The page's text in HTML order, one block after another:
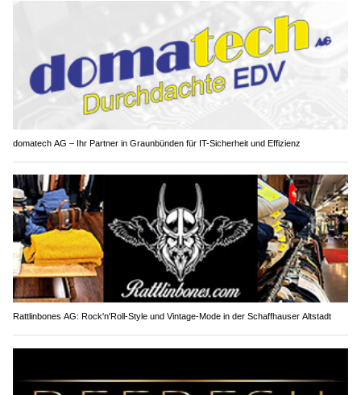
domatech AG – Ihr Partner in Graunbünden für IT-Sicherheit und Effizienz
Rattlinbones AG: Rock'n'Roll-Style und Vintage-Mode in der Schaffhauser Altstadt